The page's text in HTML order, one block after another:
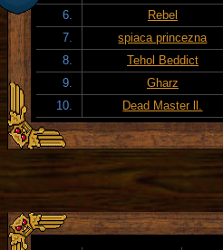
6.
Rebel
7.
spiaca princezna
8.
Tehol Beddict
9.
Gharz
10.
Dead Master ll.